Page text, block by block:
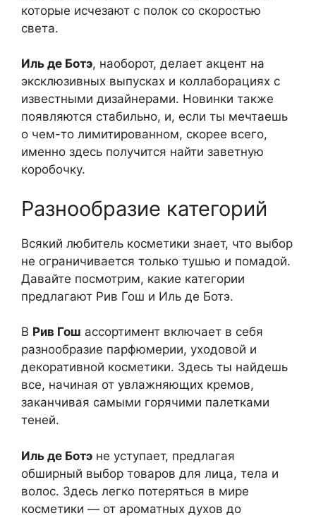
которые исчезают с полок со скоростью
света.
Иль де Ботэ, наоборот, делает акцент на
эксклюзивных выпусках и коллаборациях с
известными дизайнерами. Новинки также
появляются стабильно, и, если ты мечтаешь
о чем-то лимитированном, скорее всего,
именно здесь получится найти заветную
коробочку.
Разнообразие категорий
Всякий любитель косметики знает, что выбор
не ограничивается только тушью и помадой.
Давайте посмотрим, какие категории
предлагают Рив Гош и Иль де Ботэ.
В Рив Гош ассортимент включает в себя
разнообразие парфюмерии, уходовой и
декоративной косметики. Здесь ты найдешь
все, начиная от увлажняющих кремов,
заканчивая самыми горячими палетками
теней.
Иль де Ботэ не уступает, предлагая
обширный выбор товаров для лица, тела и
волос. Здесь легко потеряться в мире
косметики — от ароматных духов до